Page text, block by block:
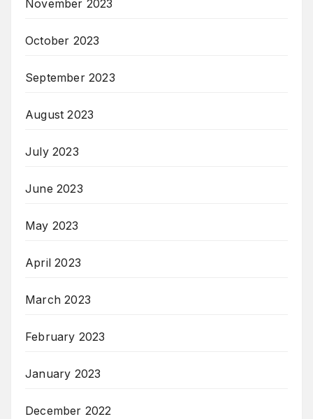
November 2023
October 2023
September 2023
August 2023
July 2023
June 2023
May 2023
April 2023
March 2023
February 2023
January 2023
December 2022